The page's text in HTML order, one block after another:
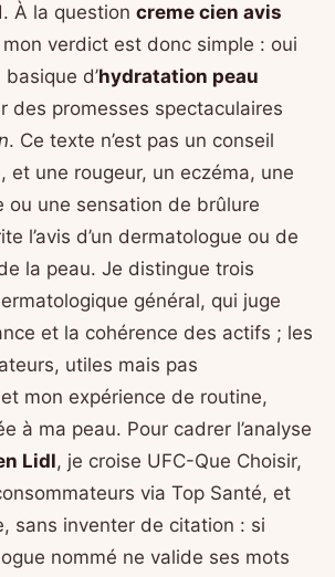
À la question creme cien avis
mon verdict est donc simple : oui
d’hydratation peau
des promesses spectaculaires
. Ce texte n’est pas un conseil
et une rougeur, un eczéma, une
ou une sensation de brûlure
l’avis d’un dermatologue ou de
la peau. Je distingue trois
général, qui juge
et la cohérence des actifs ; les
utiles mais pas
mon expérience de routine,
à ma peau. Pour cadrer l’analyse
Lidl, je croise UFC-Que Choisir,
via Top Santé, et
sans inventer de citation : si
nommé ne valide ses mots